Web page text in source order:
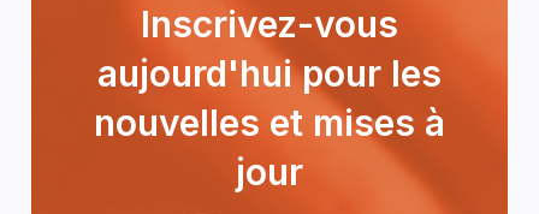
Inscrivez-vous
aujourd'hui pour les
nouvelles et mises à
jour